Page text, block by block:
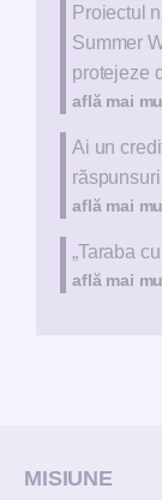
Proiectul
Summer
protejeze
află mai
Ai un
află mai
„Taraba
află mai
MISIUNE